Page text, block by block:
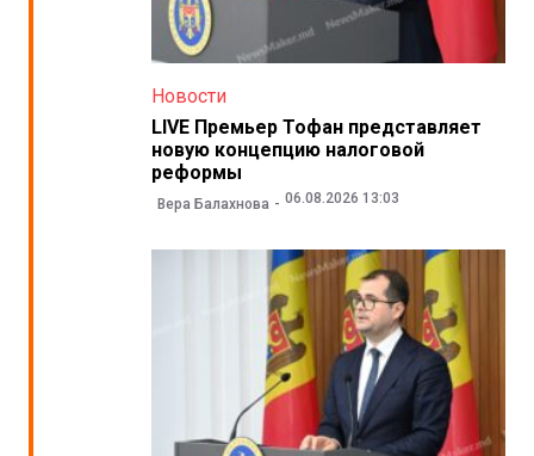
Новости
LIVE Премьер Тофан представляет
новую концепцию налоговой
реформы
Вера Балахнова 06.08.2026 13:03